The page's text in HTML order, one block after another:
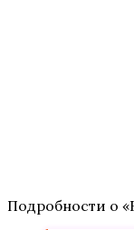
Подробности о